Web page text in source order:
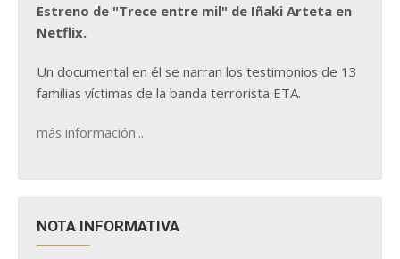
Estreno de "Trece entre mil" de Iñaki Arteta en
Netflix.
Un documental en él se narran los testimonios de 13
familias víctimas de la banda terrorista ETA.
más información...
NOTA INFORMATIVA